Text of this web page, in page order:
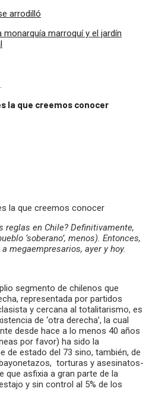
arrodilló
marroquí y el jardín
la que creemos conocer
reglas en Chile? Definitivamente,
‘soberano’, menos). Entonces,
megaempresarios, ayer y hoy.
segmento de chilenos que
representada por partidos
y cercana al totalitarismo, es
de ‘otra derecha’, la cual
desde hace a lo menos 40 años
por favor) ha sido la
de estado del 73 sino, también, de
torturas y asesinatos-
que asfixia a gran parte de la
y sin control al 5% de los